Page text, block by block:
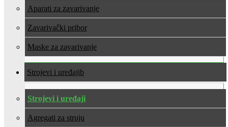
Aparati za zavarivanje
Zavarivački pribor
Maske za zavarivanje
Strojevi i uređaji
Strojevi i uređaji
Agregati za struju